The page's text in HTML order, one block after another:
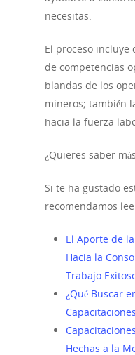
necesitas.
El proceso incluye
de competencias
blandas de los
mineros; también
hacia la fuerza
¿Quieres saber
Si te ha gustado
recomendamos
El Aporte de
Hacia la
Trabajo
¿Qué Buscar
Hechas a la